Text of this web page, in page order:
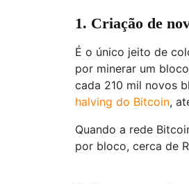
1. Criação de
É o único jeito de
por minerar um
cada 210 mil novos
halving do Bitcoin,
Quando a rede
por bloco, cerca de